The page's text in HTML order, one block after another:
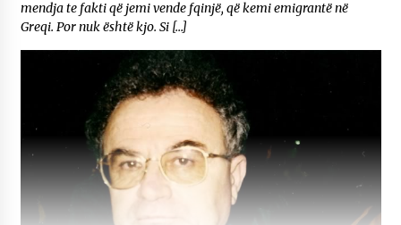
mendja te fakti që jemi vende fqinjë, që kemi emigrantë në
Greqi. Por nuk është kjo. Si […]